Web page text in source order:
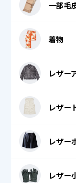
ナース服
作業着
白衣 / スクラブ
法被 (はっぴ)
スカーフ
タオル・フェイ
ネクタイ・リボン
ハンカチ
ビブス・ゼッケン
マフラー
毛皮ベスト
毛皮ボレロ
毛皮ワンピース
一部毛
一部毛皮・革
着物
袷 (小紋・紬)
腰巻 (裾よけ)
七五三 (袴)
七五三 (袴帯)
レザー
レザーコート (革
レザーダウンベ
レザー
レザーシャツ
レザー
レザースカート
レザー